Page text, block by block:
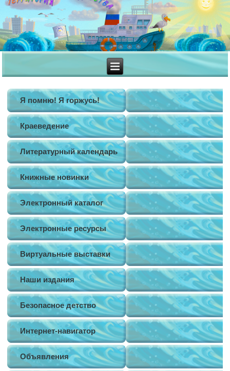
Я помню! Я горжусь!
Краеведение
Литературный календарь
Книжные новинки
Электронный каталог
Электронные ресурсы
Виртуальные выставки
Наши издания
Безопасное детство
Интернет-навигатор
Объявления